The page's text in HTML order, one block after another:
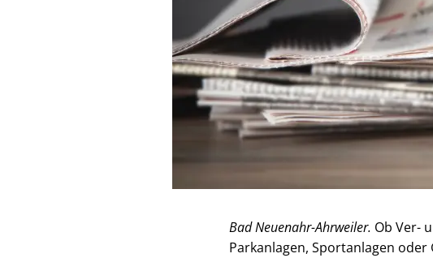
Bad Neuenahr-Ahrweiler. Ob Ver-
Parkanlagen, Sportanlagen